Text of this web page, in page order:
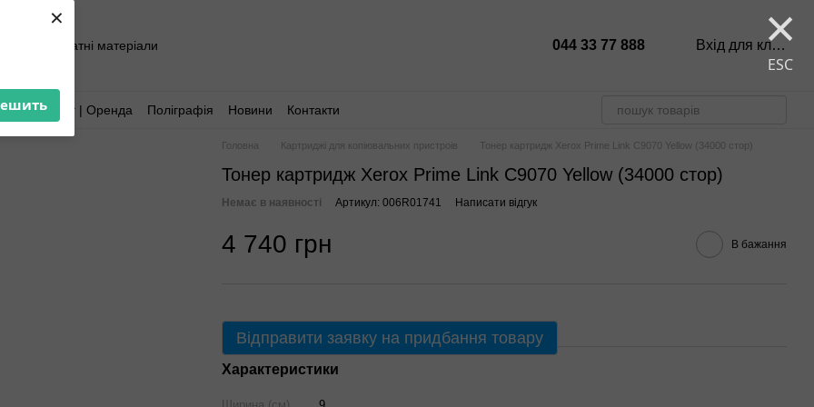
× ×
ESC
та витратні матеріали 044 33 77 888 Вхід для клієнтів
Аутсорсинг | Оренда Поліграфія Новини Контакти
Головна Картриджі для копіювальних пристроів Тонер картридж Xerox Prime Link C9070 Yellow (34000 стор)
Тонер картридж Xerox Prime Link C9070 Yellow (34000 стор)
Немає в наявності Артикул: 006R01741 Написати відгук
4 740 грн В бажання
Відправити заявку на придбання товару
Характеристики